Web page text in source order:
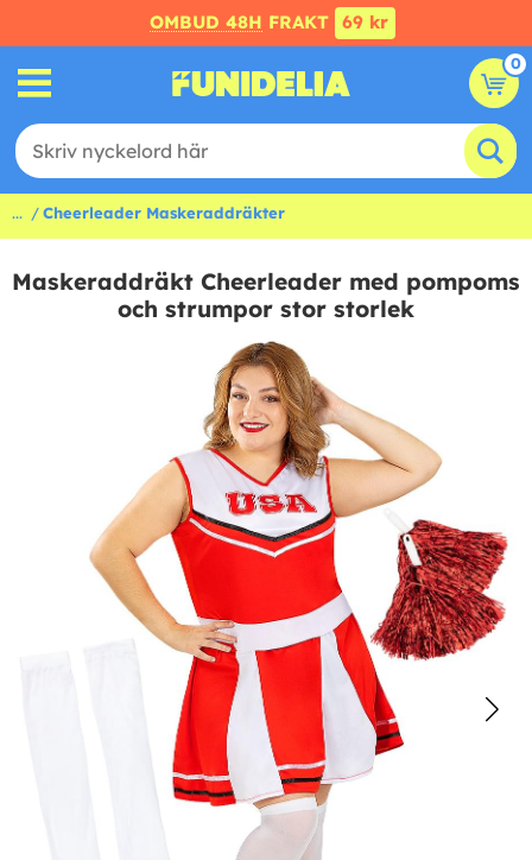
OMBUD 48H FRAKT 69 kr
0
... Cheerleader Maskeraddräkter
Maskeraddräkt Cheerleader med pompoms
och strumpor stor storlek